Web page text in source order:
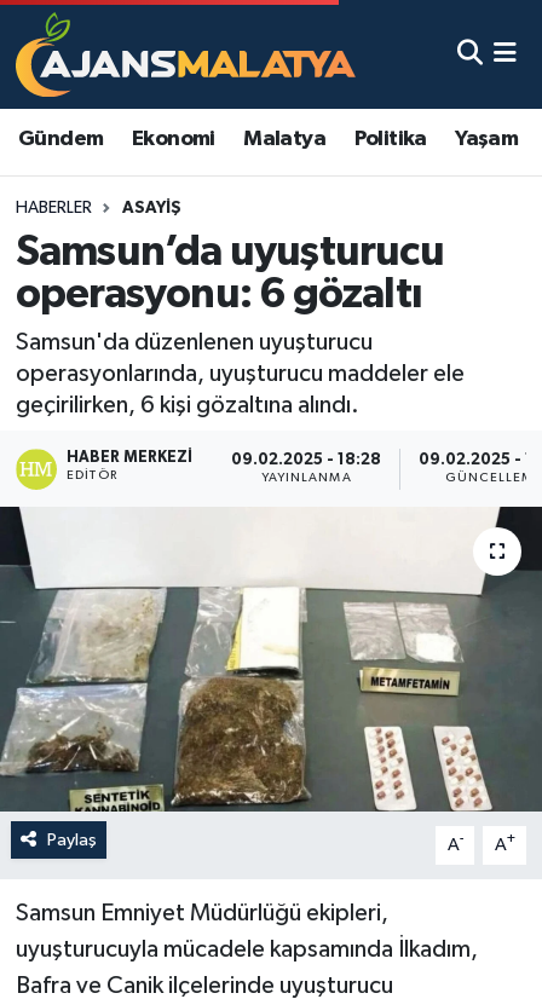
Gündem Ekonomi Malatya Politika Yaşam
HABERLER ASAYIŞ
Samsun’da uyuşturucu
operasyonu: 6 gözaltı
Samsun'da düzenlenen uyuşturucu
operasyonlarında, uyuşturucu maddeler ele
geçirilirken, 6 kişi gözaltına alındı.
HABER MERKEZI
EDITÖR
09.02.2025 - 18:28
YAYINLANMA
09.02.2025 -
GÜNCELLEME
Paylaş A- A+
Samsun Emniyet Müdürlüğü ekipleri,
uyuşturucuyla mücadele kapsamında İlkadım,
Bafra ve Canik ilçelerinde uyuşturucu
Asayiş
Eğitim
Gündem
Kadın
Kültür & Sanat
Politika
Sağlık
Spor
Teknoloji
Yaşam
Malatya Nöbetçi Eczaneler
Malatya Namaz Vakitleri
Malatya Trafik Yoğunluk Haritası
TFF 3.Lig 2.Grup Puan Durumu ve Fikstür
Tüm Manşetler
Son Dakika Haberleri